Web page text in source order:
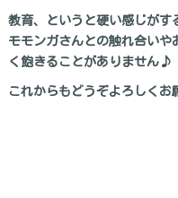
教育、というと硬い感じがす
モモンガさんとの触れ合いや
く飽きることがありません♪
これからもどうぞよろしくお